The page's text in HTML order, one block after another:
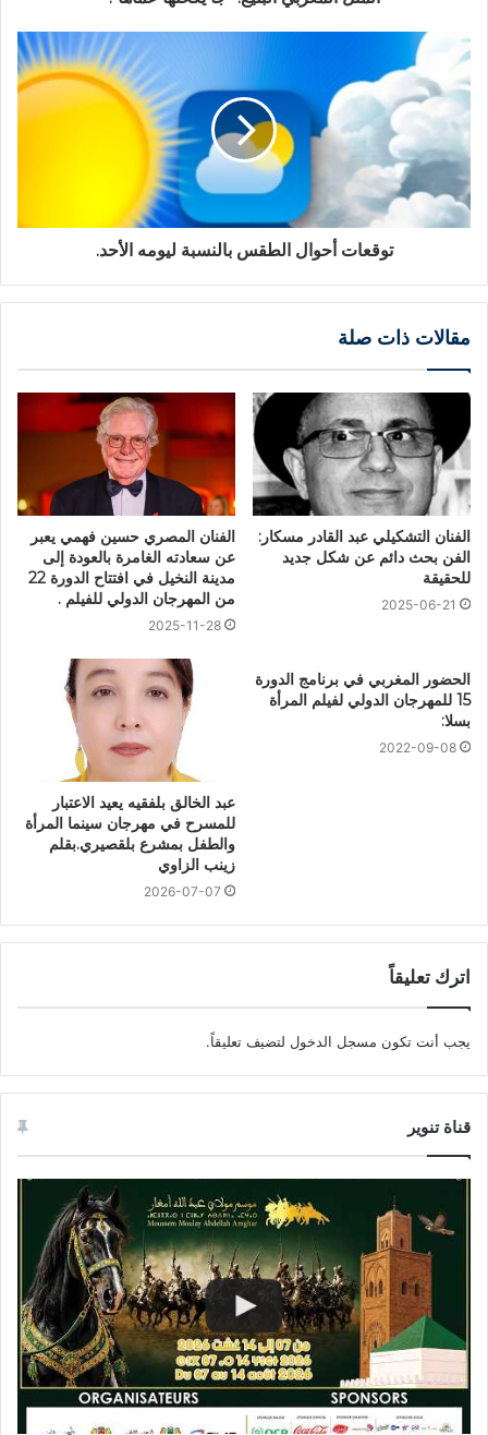
توقعات أحوال الطقس بالنسبة ليومه الأحد.
مقالات ذات صلة
الفنان التشكيلي عبد القادر مسكار:
الفن بحث دائم عن شكل جديد
للحقيقة
2025-06-21
الفنان المصري حسين فهمي يعبر
عن سعادته الغامرة بالعودة إلى
مدينة النخيل في افتتاح الدورة 22
من المهرجان الدولي للفيلم .
2025-11-28
الحضور المغربي في برنامج الدورة
15 للمهرجان الدولي لفيلم المرأة
بسلا:
2022-09-08
عبد الخالق بلفقيه يعيد الاعتبار
للمسرح في مهرجان سينما المرأة
والطفل بمشرع بلقصيري.بقلم
زينب الزاوي
2026-07-07
اترك تعليقاً
يجب أنت تكون مسجل الدخول لتضيف تعليقاً.
قناة تنوير